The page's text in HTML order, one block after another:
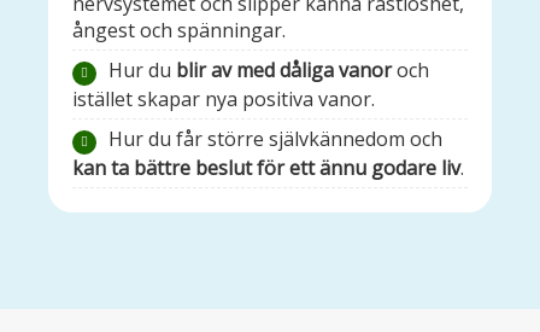
ångest och spänningar.
Hur du blir av med dåliga vanoroch
istället skapar nya positiva vanor.
Hur du får större självkännedom och
kan ta bättre beslut för ett ännu godare liv.